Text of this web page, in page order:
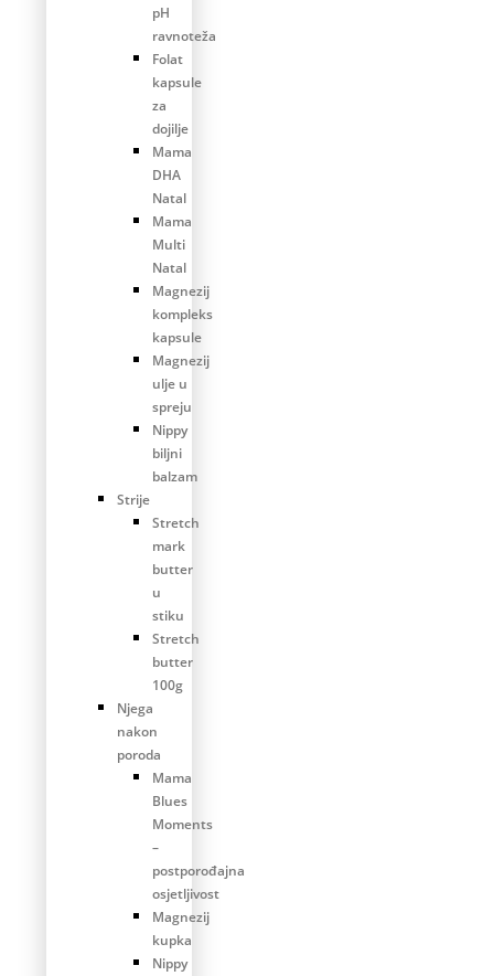
pH
ravnoteža
Folat
kapsule
za
dojilje
Mama
DHA
Natal
Mama
Multi
Natal
Magnezij
kompleks
kapsule
Magnezij
ulje u
spreju
Nippy
biljni
balzam
Strije
Stretch
mark
butter
u
stiku
Stretch
butter
100g
Njega
nakon
poroda
Mama
Blues
Moments
–
postporođajna
osjetljivost
Magnezij
kupka
Nippy